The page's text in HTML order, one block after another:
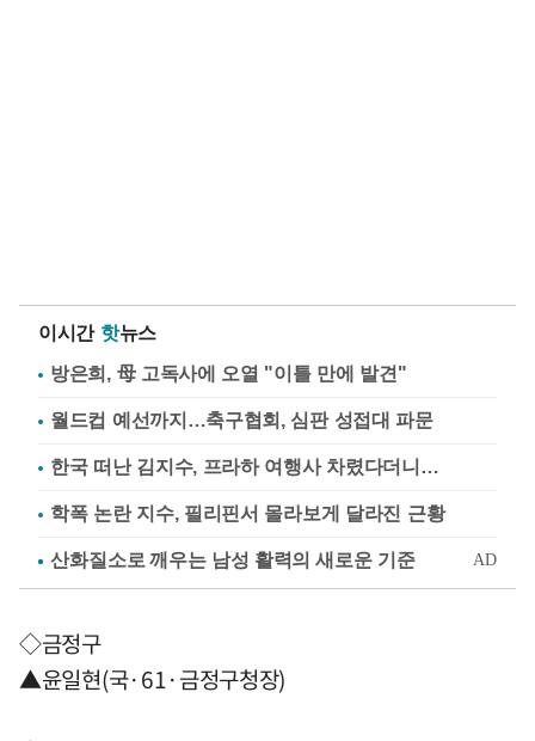
이시간 핫뉴스
방은희, 母 고독사에 오열 "이틀 만에 발견"
월드컵 예선까지…축구협회, 심판 성접대 파문
한국 떠난 김지수, 프라하 여행사 차렸다더니…
학폭 논란 지수, 필리핀서 몰라보게 달라진 근황
◇금정구
▲윤일현(국·61·금정구청장)